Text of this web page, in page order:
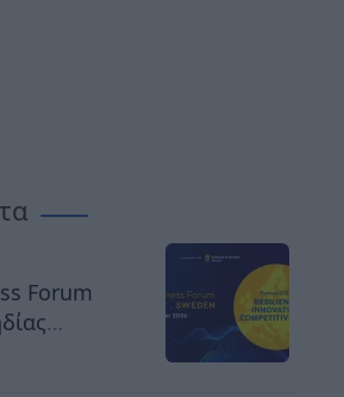
Forum
δρόμο